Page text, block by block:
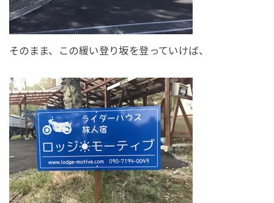
そのまま、この緩い登り坂を登っていけば、